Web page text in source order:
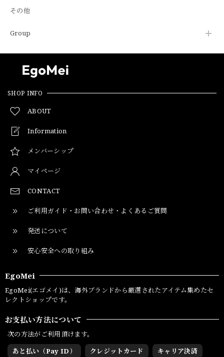
その他
Group
SHOP INFO
ABOUT
Information
メンバーシップ
マイページ
CONTACT
ご利用ガイド・お問い合わせ・よくあるご質問
発送について
安心安全への取り組み
EgoMei
EgoMei(エゴメイ)は、海外ブランドから厳選されたアイテム集めたセ
レクトショップです。
お支払い方法について
次の方法がご利用頂けます。
あと払い（Pay ID）
クレジットカード キャリア決済